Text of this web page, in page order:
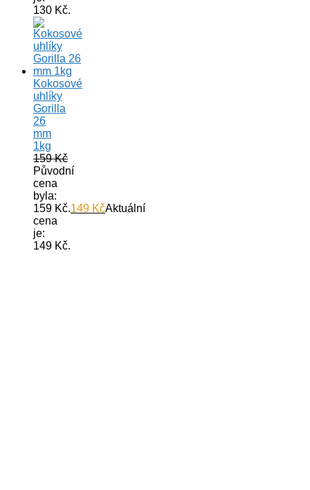
130 Kč.
Kokosové
uhlíky
Gorilla
26
mm
1kg
159Kč
Původní
cena
byla:
159 Kč.149 KčAktuální
cena
je:
149 Kč.